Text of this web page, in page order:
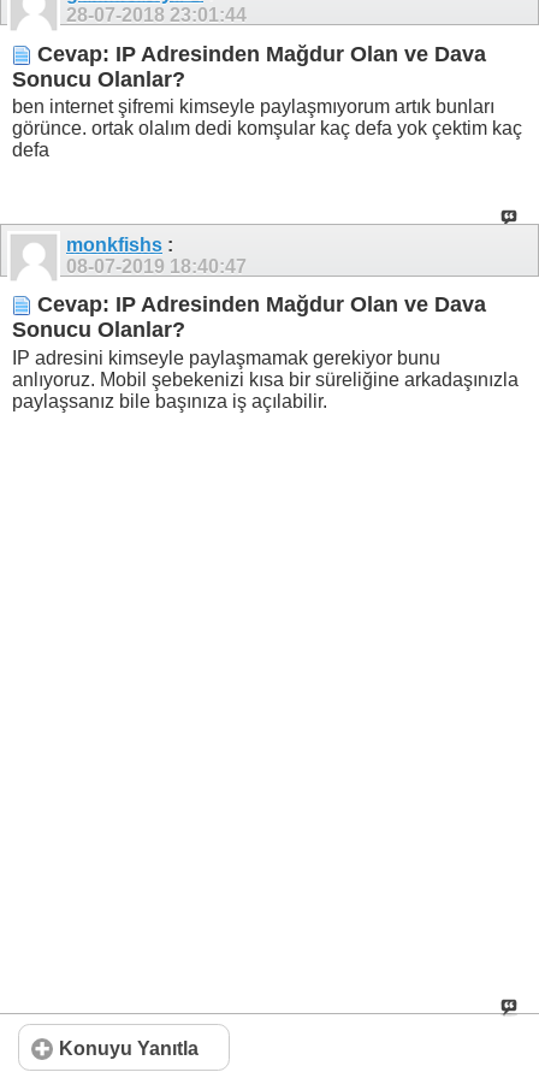
28-07-2018 23:01:44
Cevap: IP Adresinden Mağdur Olan ve Dava
Sonucu Olanlar?
ben internet şifremi kimseyle paylaşmıyorum artık bunları
görünce. ortak olalım dedi komşular kaç defa yok çektim kaç
defa
monkfishs :
08-07-2019 18:40:47
Cevap: IP Adresinden Mağdur Olan ve Dava
Sonucu Olanlar?
IP adresini kimseyle paylaşmamak gerekiyor bunu
anlıyoruz. Mobil şebekenizi kısa bir süreliğine arkadaşınızla
paylaşsanız bile başınıza iş açılabilir.
Konuyu Yanıtla